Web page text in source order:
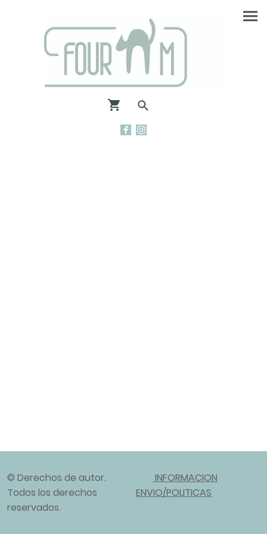
© Derechos de autor.
Todos los derechos
reservados.
INFORMACION
ENVIO/POLITICAS